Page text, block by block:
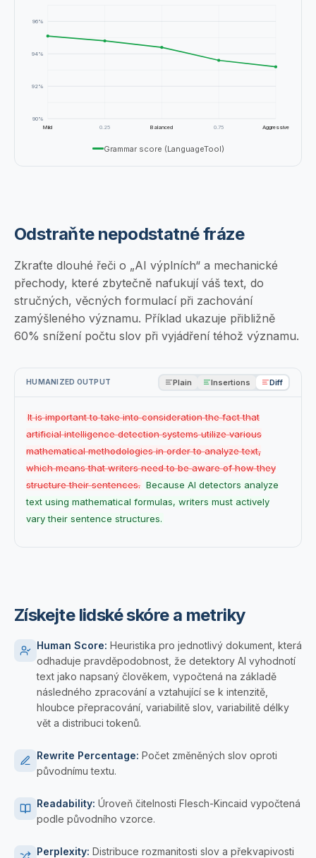
90%
92%
94%
96%
Mild 0.25 Balanced 0.75 Aggressive
Grammar score (LanguageTool)
Odstraňte nepodstatné fráze
Zkraťte dlouhé řeči o „AI výplních“ a mechanické
přechody, které zbytečně nafukují váš text, do
stručných, věcných formulací při zachování
zamýšleného významu. Příklad ukazuje přibližně
60% snížení počtu slov při vyjádření téhož významu.
HUMANIZED OUTPUT Plain Insertions Diff
It is important to take into consideration the fact that
artificial intelligence detection systems utilize various
mathematical methodologies in order to analyze text,
which means that writers need to be aware of how they
structure their sentences. Because AI detectors analyze
text using mathematical formulas, writers must actively
vary their sentence structures.
Získejte lidské skóre a metriky
Human Score: Heuristika pro jednotlivý dokument, která
odhaduje pravděpodobnost, že detektory AI vyhodnotí
text jako napsaný člověkem, vypočtená na základě
následného zpracování a vztahující se k intenzitě,
hloubce přepracování, variabilitě slov, variabilitě délky
vět a distribuci tokenů.
Rewrite Percentage: Počet změněných slov oproti
původnímu textu.
Readability: Úroveň čitelnosti Flesch-Kincaid vypočtená
podle původního vzorce.
Perplexity: Distribuce rozmanitosti slov a překvapivosti